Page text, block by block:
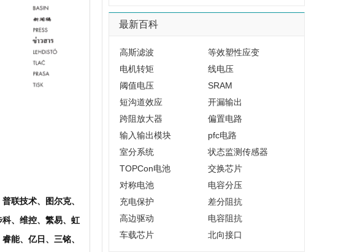
联技术、图尔克、
、维控、繁易、虹
能、亿日、三铭、
最新百科
高斯滤波
等效塑性应变
电机转矩
线电压
阈值电压
SRAM
短沟道效应
开漏输出
跨阻放大器
偏置电路
输入输出模块
pfc电路
室分系统
状态监测传感器
TOPCon电池
交换芯片
对称电池
电容分压
充电保护
差分阻抗
高边驱动
电容阻抗
车载芯片
北向接口